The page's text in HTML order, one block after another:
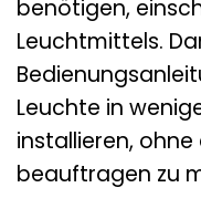
benötigen,
Leuchtmittels.
Leuchte in
installieren,
beauftragen zu